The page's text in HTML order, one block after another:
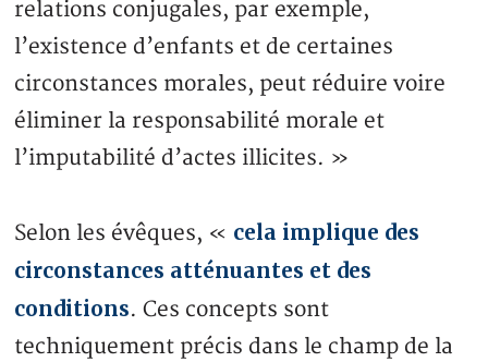
relations conjugales, par exemple,
l’existence d’enfants et de certaines
circonstances morales, peut réduire voire
éliminer la responsabilité morale et
l’imputabilité d’actes illicites. »
Selon les évêques, « cela implique des
circonstances atténuantes et des
conditions. Ces concepts sont
techniquement précis dans le champ de la